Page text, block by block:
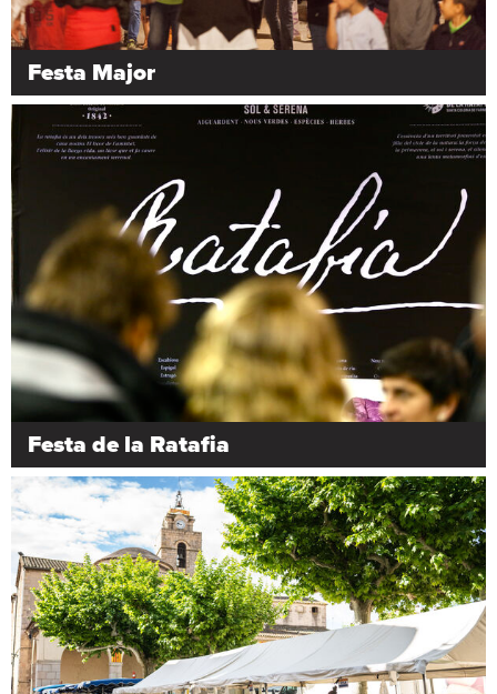
Festa Major
Festa de la Ratafia